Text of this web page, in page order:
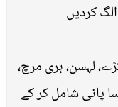
کردیں
لہسن، ہری مرچ،
پانی شامل کر کے